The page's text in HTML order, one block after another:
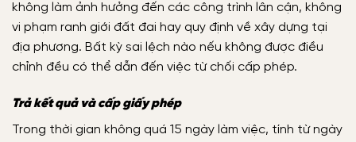
không làm ảnh hưởng đến các công trình lân cận, không
vi phạm ranh giới đất đai hay quy định về xây dựng tại
địa phương. Bất kỳ sai lệch nào nếu không được điều
chỉnh đều có thể dẫn đến việc từ chối cấp phép.
Trả kết quả và cấp giấy phép
Trong thời gian không quá 15 ngày làm việc, tính từ ngày